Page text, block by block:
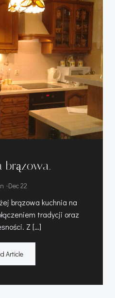
brązowa.
-Dec 22
brązowa kuchnia na
tradycji oraz
Z […]
Article